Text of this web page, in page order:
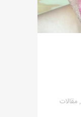
,مقالات